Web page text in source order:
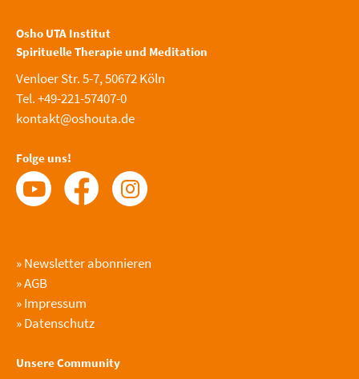
Osho UTA Institut
Spirituelle Therapie und Meditation
Venloer Str. 5-7, 50672 Köln
Tel. +49-221-57407-0
kontakt@oshouta.de
Folge uns!
»Newsletter abonnieren
»AGB
»Impressum
»Datenschutz
Unsere Community